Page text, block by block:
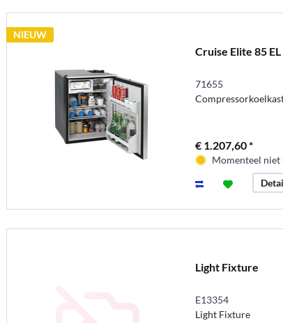
NIEUW
Cruise Elite 85 EL
71655
€ 1.207,60 *
Momenteel niet
Light Fixture
E13354
Light Fixture